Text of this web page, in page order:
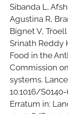
Sibanda L,
Agustina R,
Bignet V,
Srinath Reddy
Food in the
Commission
systems.
10.1016/
Erratum in: